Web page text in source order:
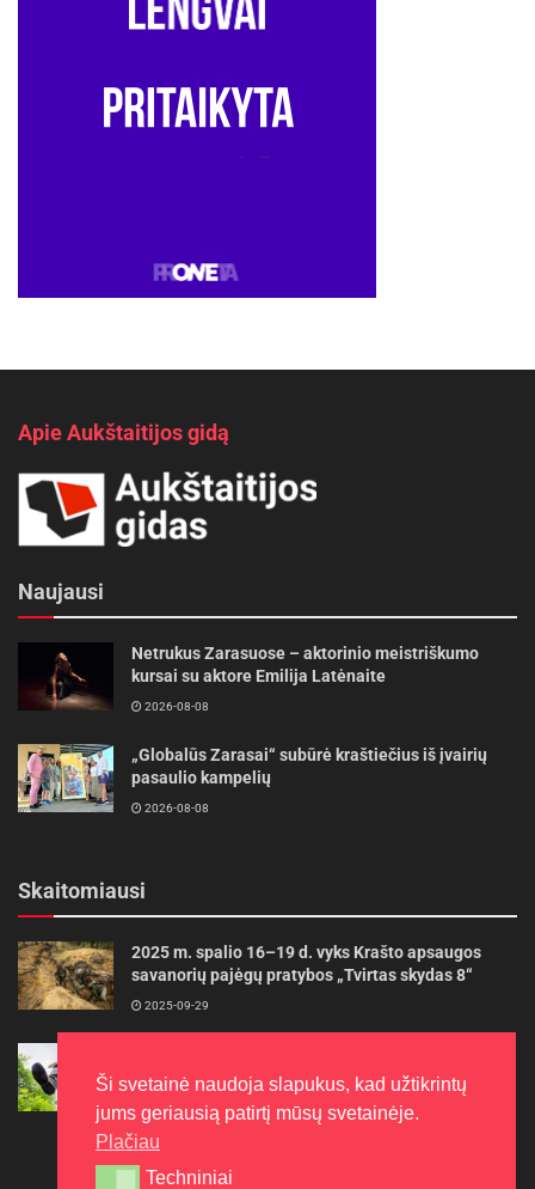
Apie Aukštaitijos gidą
Naujausi
Netrukus Zarasuose – aktorinio meistriškumo
kursai su aktore Emilija Latėnaite
2026-08-08
„Globalūs Zarasai“ subūrė kraštiečius iš įvairių
pasaulio kampelių
2026-08-08
Skaitomiausi
2025 m. spalio 16–19 d. vyks Krašto apsaugos
savanorių pajėgų pratybos „Tvirtas skydas 8“
2025-09-29
ilgiau
2022-06-27
Ši svetainė naudoja slapukus, kad užtikrintų
jums geriausią patirtį mūsų svetainėje.
Plačiau
Techniniai
Techniniai